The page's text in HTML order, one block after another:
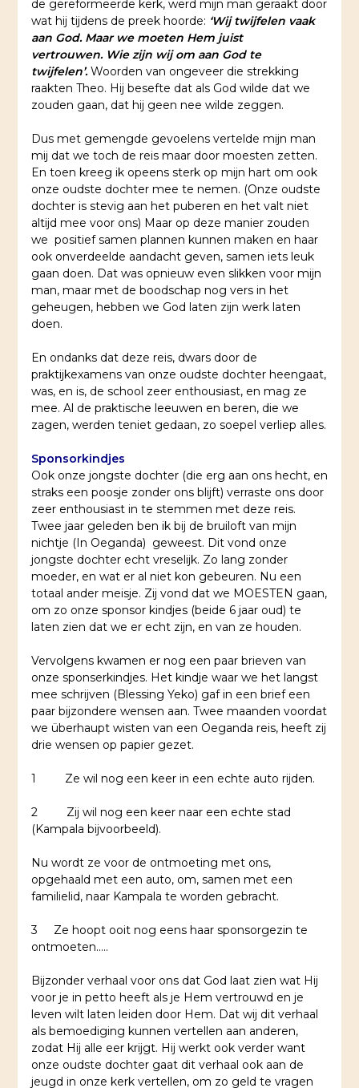
de gereformeerde kerk, werd mijn man geraakt door
wat hij tijdens de preek hoorde: ‘Wij twijfelen vaak
aan God. Maar we moeten Hem juist
vertrouwen. Wie zijn wij om aan God te
twijfelen’.Woorden van ongeveer die strekking
raakten Theo. Hij besefte dat als God wilde dat we
zouden gaan, dat hij geen nee wilde zeggen.
Dus met gemengde gevoelens vertelde mijn man
mij dat we toch de reis maar door moesten zetten.
En toen kreeg ik opeens sterk op mijn hart om ook
onze oudste dochter mee te nemen. (Onze oudste
dochter is stevig aan het puberen en het valt niet
altijd mee voor ons) Maar op deze manier zouden
we positief samen plannen kunnen maken en haar
ook onverdeelde aandacht geven, samen iets leuk
gaan doen. Dat was opnieuw even slikken voor mijn
man, maar met de boodschap nog vers in het
geheugen, hebben we God laten zijn werk laten
doen.
En ondanks dat deze reis, dwars door de
praktijkexamens van onze oudste dochter heengaat,
was, en is, de school zeer enthousiast, en mag ze
mee. Al de praktische leeuwen en beren, die we
zagen, werden teniet gedaan, zo soepel verliep alles.
Sponsorkindjes
Ook onze jongste dochter (die erg aan ons hecht, en
straks een poosje zonder ons blijft) verraste ons door
zeer enthousiast in te stemmen met deze reis.
Twee jaar geleden ben ik bij de bruiloft van mijn
nichtje (In Oeganda) geweest. Dit vond onze
jongste dochter echt vreselijk. Zo lang zonder
moeder, en wat er al niet kon gebeuren. Nu een
totaal ander meisje. Zij vond dat we MOESTEN gaan,
om zo onze sponsor kindjes (beide 6 jaar oud) te
laten zien dat we er echt zijn, en van ze houden.
Vervolgens kwamen er nog een paar brieven van
onze sponserkindjes. Het kindje waar we het langst
mee schrijven (Blessing Yeko) gaf in een brief een
paar bijzondere wensen aan. Twee maanden voordat
we überhaupt wisten van een Oeganda reis, heeft zij
drie wensen op papier gezet.
1 Ze wil nog een keer in een echte auto rijden.
2 Zij wil nog een keer naar een echte stad
(Kampala bijvoorbeeld).
Nu wordt ze voor de ontmoeting met ons,
opgehaald met een auto, om, samen met een
familielid, naar Kampala te worden gebracht.
3 Ze hoopt ooit nog eens haar sponsorgezin te
ontmoeten…..
Bijzonder verhaal voor ons dat God laat zien wat Hij
voor je in petto heeft als je Hem vertrouwd en je
leven wilt laten leiden door Hem. Dat wij dit verhaal
als bemoediging kunnen vertellen aan anderen,
zodat Hij alle eer krijgt. Hij werkt ook verder want
onze oudste dochter gaat dit verhaal ook aan de
jeugd in onze kerk vertellen, om zo geld te vragen